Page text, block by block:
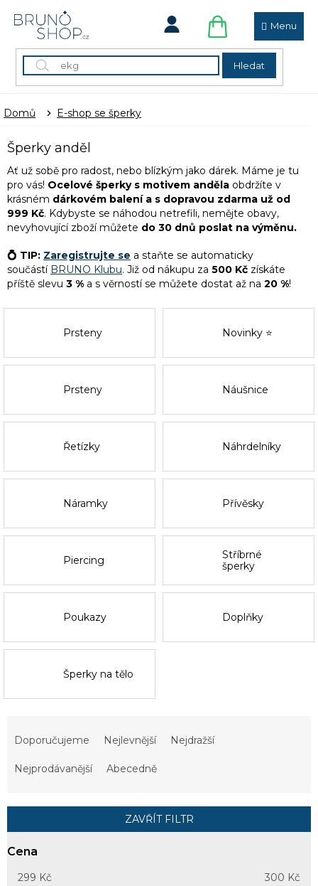
Hledat
NÁKUPNÍ
KOŠÍK
Domů E-shop se šperky
Šperky anděl
Ať už sobě pro radost, nebo blízkým jako dárek. Máme je tu
pro vás! Ocelové šperky s motivem anděla obdržíte v
krásném dárkovém balení a s dopravou zdarma už od
999 Kč. Kdybyste se náhodou netrefili, nemějte obavy,
nevyhovující zboží můžete do 30 dnů poslat na výměnu.
💍 TIP: Zaregistrujte se a staňte se automaticky
součástí BRUNO Klubu. Již od nákupu za 500 Kč získáte
příště slevu 3 % a s věrností se můžete dostat až na 20 %!
Prsteny Novinky ⭐
Prsteny Náušnice
Řetízky Náhrdelníky
Náramky Přívěsky
Piercing
Stříbrné
šperky
Poukazy Doplňky
Šperky na tělo
r
o
Doporučujeme Nejlevnější Nejdražší
Nejprodávanější Abecedně
ZAVŘÍT FILTR
Cena
299 Kč 300 Kč